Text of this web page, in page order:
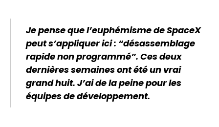
Je pense que l’euphémisme de SpaceX
peut s’appliquer ici : “désassemblage
rapide non programmé”. Ces deux
dernières semaines ont été un vrai
grand huit. J’ai de la peine pour les
équipes de développement.